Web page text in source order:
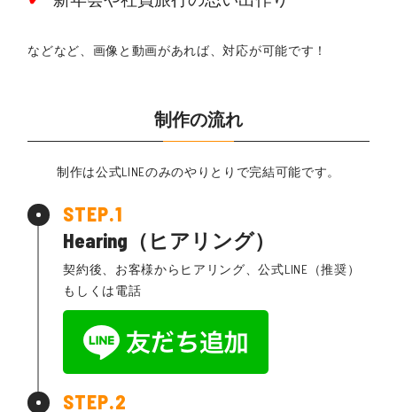
などなど、画像と動画があれば、対応が可能です！
制作の流れ
制作は公式LINEのみのやりとりで完結可能です。
Hearing（ヒアリング）
契約後、お客様からヒアリング、公式LINE（推奨）
もしくは電話